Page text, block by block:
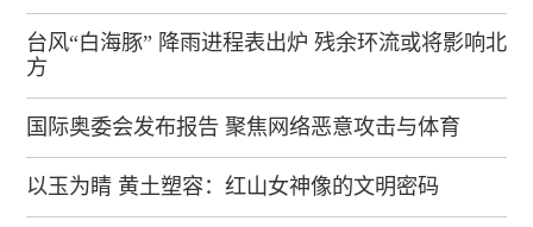
台风“白海豚” 降雨进程表出炉 残余环流或将影响北
方
国际奥委会发布报告 聚焦网络恶意攻击与体育
以玉为睛 黄土塑容：红山女神像的文明密码